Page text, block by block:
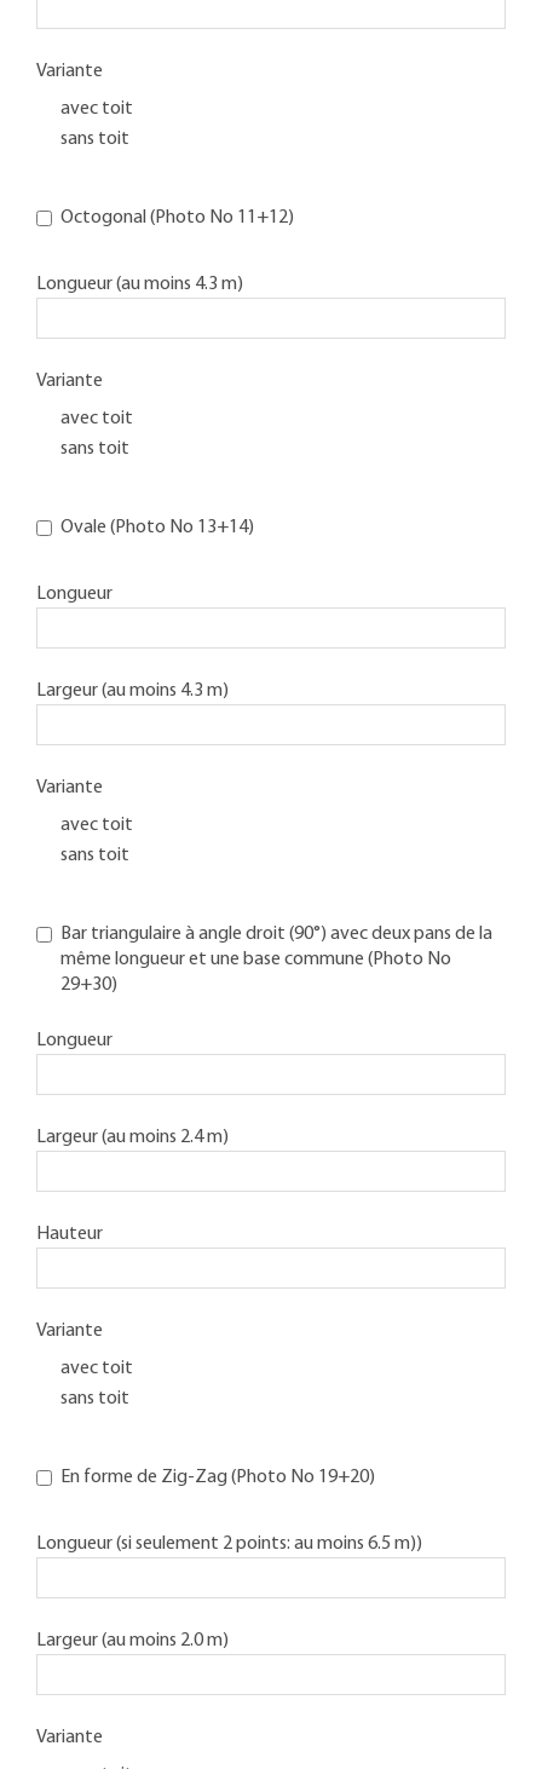
Variante
avec toit
sans toit
Octogonal (Photo No 11+12)
Longueur (au moins 4.3 m)
Variante
avec toit
sans toit
Ovale (Photo No 13+14)
Longueur
Largeur (au moins 4.3 m)
Variante
avec toit
sans toit
Bar triangulaire à angle droit (90°) avec deux pans de la
même longueur et une base commune (Photo No
29+30)
Longueur
Largeur (au moins 2.4 m)
Hauteur
Variante
avec toit
sans toit
En forme de Zig-Zag (Photo No 19+20)
Longueur (si seulement 2 points: au moins 6.5 m))
Largeur (au moins 2.0 m)
Variante